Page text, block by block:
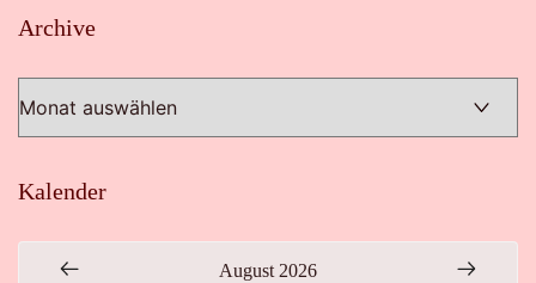
Archive
Kalender
August 2026